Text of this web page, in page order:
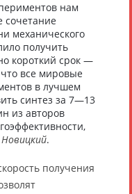
нам
сочетание
механического
получить
короткий срок —
все мировые
в лучшем
синтез за 7—13
из авторов
.
получения